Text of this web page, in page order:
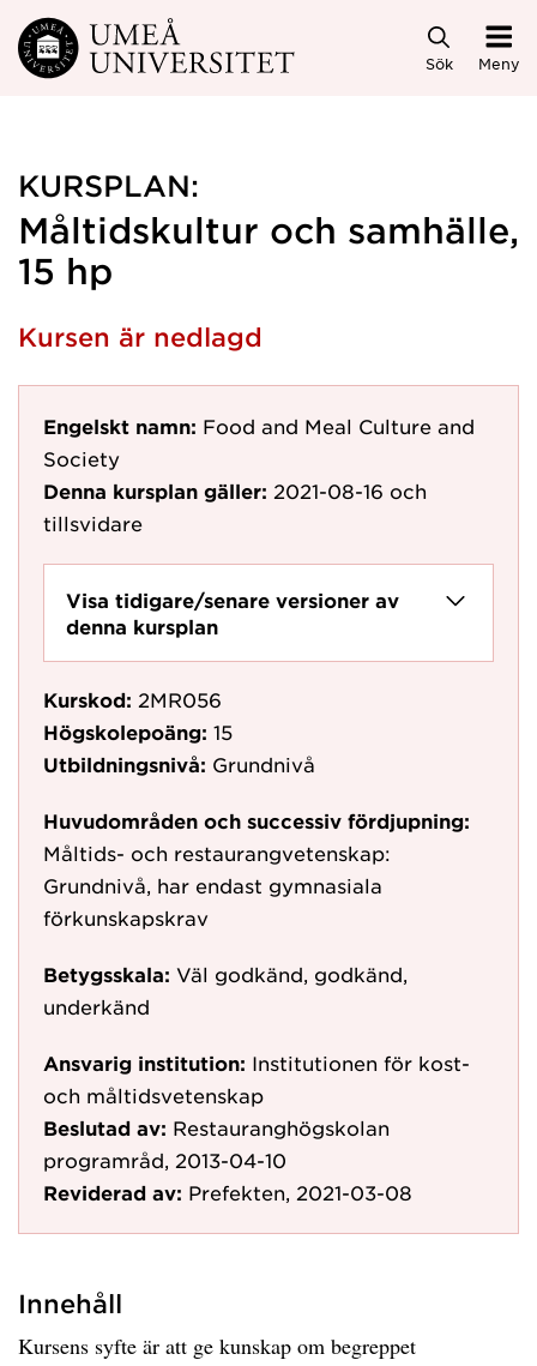
Hoppa direkt till innehållet
Sök Meny
KURSPLAN:
Måltidskultur och samhälle,
15 hp
Kursen är nedlagd
Engelskt namn: Food and Meal Culture and
Society
Denna kursplan gäller: 2021-08-16 och
tillsvidare
Visa tidigare/senare versioner av
denna kursplan
Kurskod: 2MR056
Högskolepoäng: 15
Utbildningsnivå: Grundnivå
Huvudområden och successiv fördjupning:
Måltids- och restaurangvetenskap:
Grundnivå, har endast gymnasiala
förkunskapskrav
Betygsskala: Väl godkänd, godkänd,
underkänd
Ansvarig institution: Institutionen för kost-
och måltidsvetenskap
Beslutad av: Restauranghögskolan
programråd, 2013-04-10
Reviderad av: Prefekten, 2021-03-08
Innehåll
Kursens syfte är att ge kunskap om begreppet